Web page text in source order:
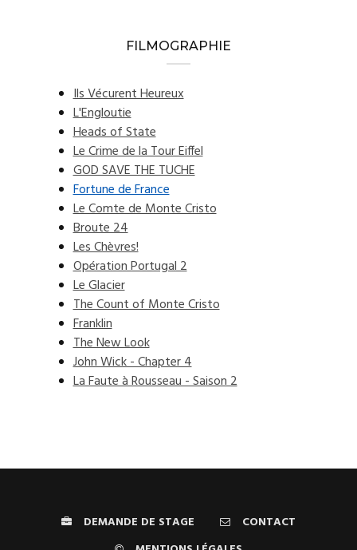
FILMOGRAPHIE
Ils Vécurent Heureux
L'Engloutie
Heads of State
Le Crime de la Tour Eiffel
GOD SAVE THE TUCHE
Fortune de France
Le Comte de Monte Cristo
Broute 24
Les Chèvres!
Opération Portugal 2
Le Glacier
The Count of Monte Cristo
Franklin
The New Look
John Wick - Chapter 4
La Faute à Rousseau - Saison 2
DEMANDE DE STAGE
CONTACT